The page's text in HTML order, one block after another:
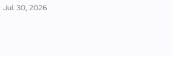
Jul. 30, 2026